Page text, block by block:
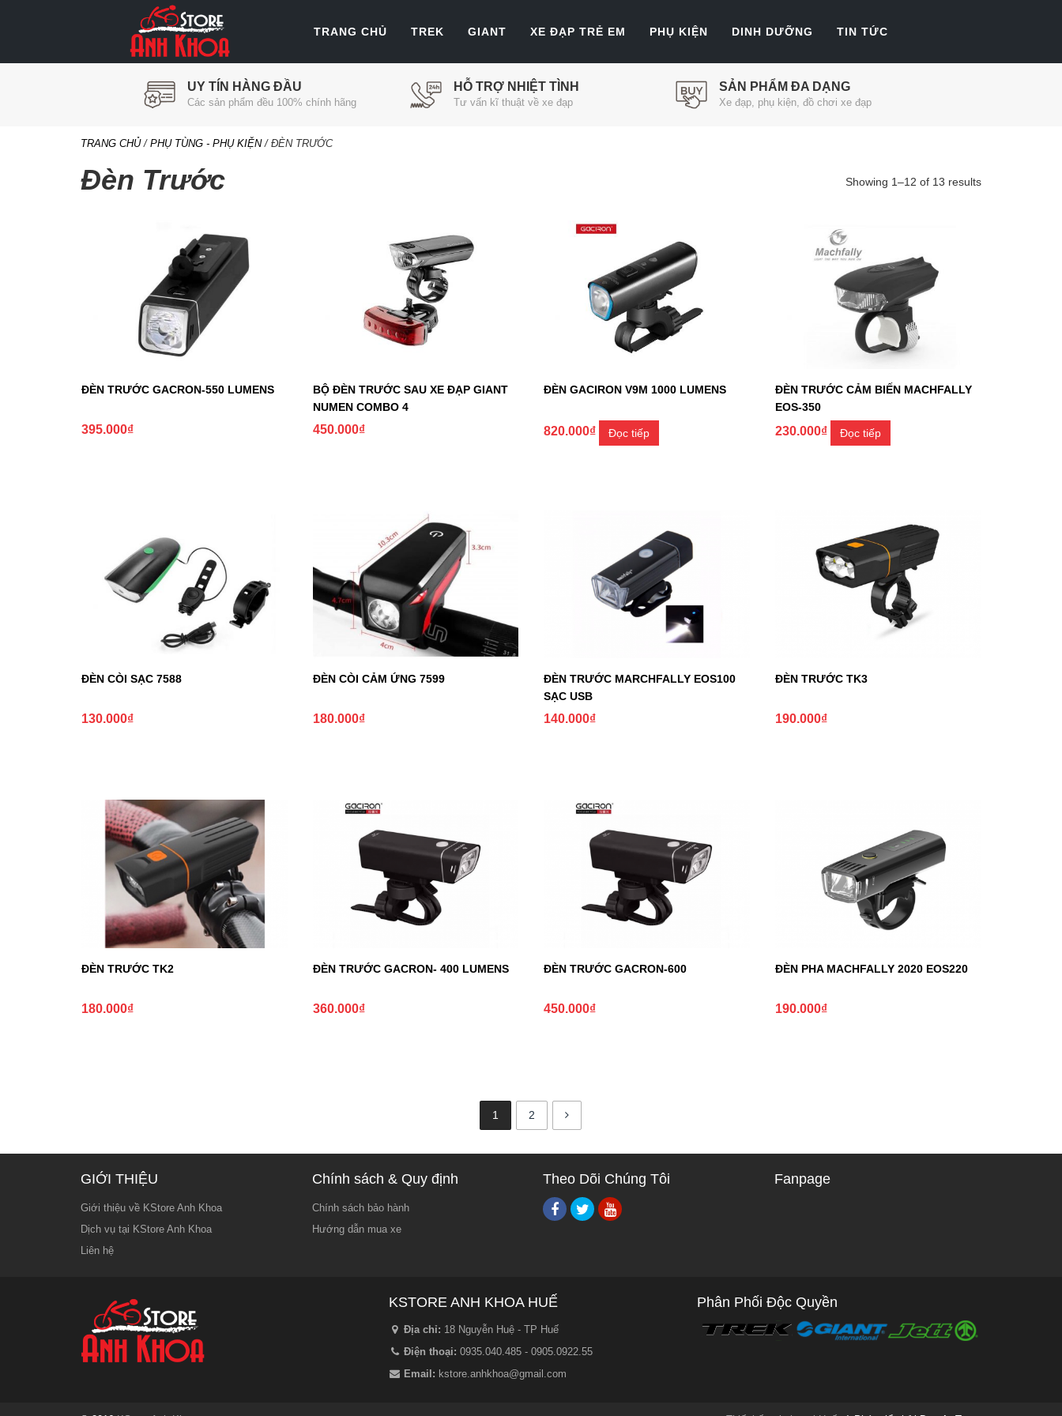
TRANG CHỦ TREK GIANT XE ĐẠP TRẺ EM PHỤ KIỆN DINH DƯỠNG TIN TỨC
UY TÍN HÀNG ĐẦU
Các sản phẩm đều 100% chính hãng
HỖ TRỢ NHIỆT TÌNH
Tư vấn kĩ thuật về xe đạp
SẢN PHẨM ĐA DẠNG
Xe đạp, phụ kiện, đồ chơi xe đạp
TRANG CHỦ/ PHỤ TÙNG - PHỤ KIỆN/ ĐÈN TRƯỚC
Đèn Trước Showing 1–12 of 13 results
ĐÈN TRƯỚC GACRON-550 LUMENS
395.000₫
BỘ ĐÈN TRƯỚC SAU XE ĐẠP GIANT
NUMEN COMBO 4
450.000₫
ĐÈN GACIRON V9M 1000 LUMENS
820.000₫ Đọc tiếp
ĐÈN TRƯỚC CẢM BIẾN MACHFALLY
EOS-350
230.000₫ Đọc tiếp
ĐÈN CÒI SẠC 7588
130.000₫
ĐÈN CÒI CẢM ỨNG 7599
180.000₫
ĐÈN TRƯỚC MARCHFALLY EOS100
SẠC USB
140.000₫
ĐÈN TRƯỚC TK3
190.000₫
ĐÈN TRƯỚC TK2
180.000₫
ĐÈN TRƯỚC GACRON- 400 LUMENS
360.000₫
ĐÈN TRƯỚC GACRON-600
450.000₫
ĐÈN PHA MACHFALLY 2020 EOS220
190.000₫
1 2
GIỚI THIỆU
Giới thiệu về KStore Anh Khoa
Dịch vụ tại KStore Anh Khoa
Liên hệ
Chính sách & Quy định
Chính sách bảo hành
Hướng dẫn mua xe
Theo Dõi Chúng Tôi Fanpage
KSTORE ANH KHOA HUẾ
Địa chỉ: 18 Nguyễn Huệ - TP Huế
Điện thoại: 0935.040.485 - 0905.0922.55
Email: kstore.anhkhoa@gmail.com
Phân Phối Độc Quyền